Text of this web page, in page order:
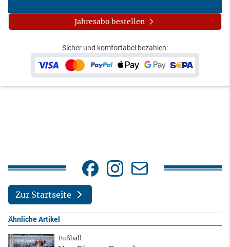
Jahresabo bestellen
Sicher und komfortabel bezahlen:
Zur Startseite
Ähnliche Artikel
Fußball